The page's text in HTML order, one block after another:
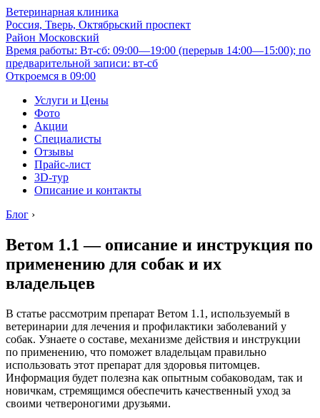
Ветеринарная клиника
Россия, Тверь, Октябрьский проспект
Район Московский
Время работы: Вт-сб: 09:00—19:00 (перерыв 14:00—15:00); по
предварительной записи: вт-сб
Откроемся в 09:00
Услуги и Цены
Фото
Акции
Специалисты
Отзывы
Прайс-лист
3D-тур
Описание и контакты
Блог ›
Ветом 1.1 — описание и инструкция по
применению для собак и их
владельцев
В статье рассмотрим препарат Ветом 1.1, используемый в
ветеринарии для лечения и профилактики заболеваний у
собак. Узнаете о составе, механизме действия и инструкции
по применению, что поможет владельцам правильно
использовать этот препарат для здоровья питомцев.
Информация будет полезна как опытным собаководам, так и
новичкам, стремящимся обеспечить качественный уход за
своими четвероногими друзьями.